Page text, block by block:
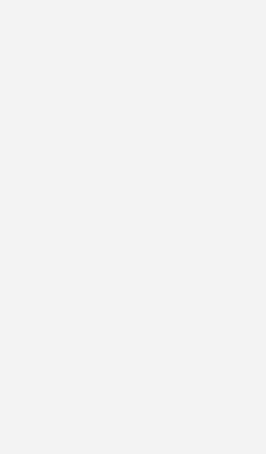
gesetzt
vorgelegt
Mitglieder
recyceltem
der Fenster-Branche
Belarus wird als
h die Preise